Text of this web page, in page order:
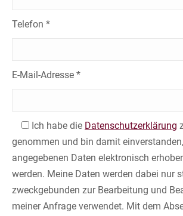
Telefon *
E-Mail-Adresse *
Ich habe die Datenschutzerklärung
genommen und bin damit
angegebenen Daten elektronisch
werden. Meine Daten werden dabei nur
zweckgebunden zur Bearbeitung und
meiner Anfrage verwendet. Mit dem